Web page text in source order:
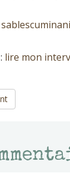
lire mon